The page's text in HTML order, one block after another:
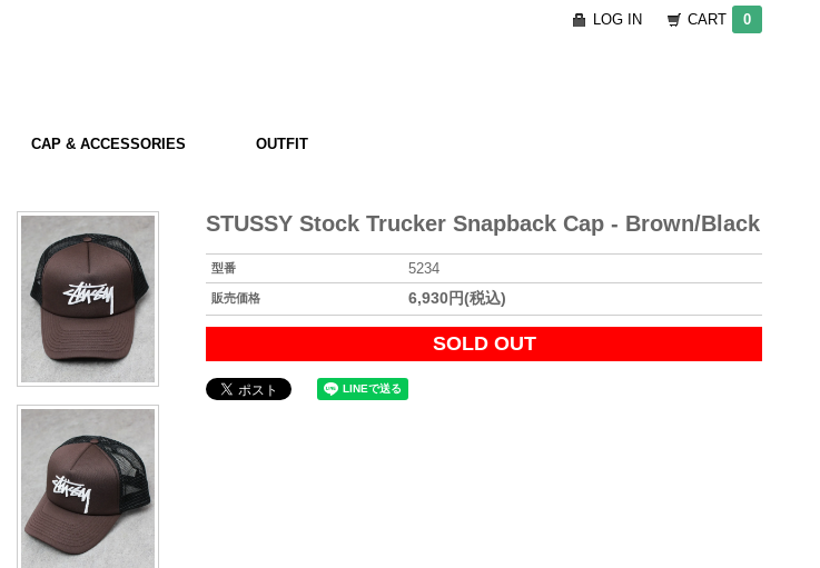
LOG IN CART 0
CAP & ACCESSORIES OUTFIT
STUSSY Stock Trucker Snapback Cap - Brown/Black
型番 5234
販売価格 6,930円(税込)
SOLD OUT